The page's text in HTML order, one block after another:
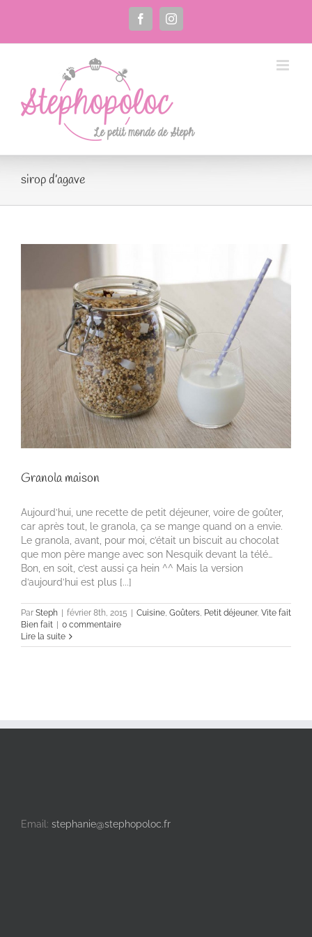
FacebookInstagram
sirop d’agave
Granola maison
Aujourd’hui, une recette de petit déjeuner, voire de goûter,
car après tout, le granola, ça se mange quand on a envie.
Le granola, avant, pour moi, c’était un biscuit au chocolat
que mon père mange avec son Nesquik devant la télé…
Bon, en soit, c’est aussi ça hein ^^ Mais la version
d’aujourd’hui est plus [...]
Par Steph février 8th, 2015 Cuisine, Goûters, Petit déjeuner, Vite fait
Bien fait
0 commentaire
Lire la suite
Email: stephanie@stephopoloc.fr